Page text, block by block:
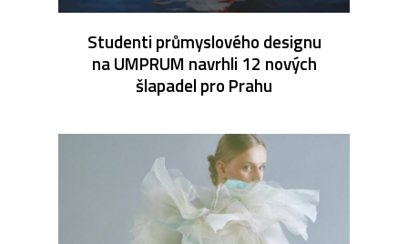
Studenti průmyslového designu
na UMPRUM navrhli 12 nových
šlapadel pro Prahu